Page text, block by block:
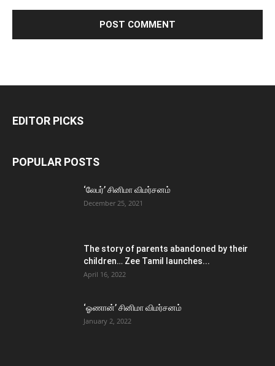
EDITOR PICKS
POPULAR POSTS
‘லேபர்’ சினிமா விமர்சனம்
December 25, 2021
The story of parents abandoned by their
children… Zee Tamil launches...
April 16, 2022
‘ஓணான்’ சினிமா விமர்சனம்
January 2, 2022